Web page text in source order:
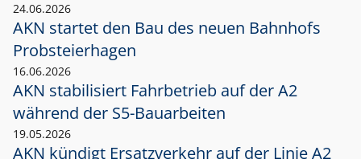
24.06.2026
AKN startet den Bau des neuen Bahnhofs
Probsteierhagen
16.06.2026
AKN stabilisiert Fahrbetrieb auf der A2
während der S5-Bauarbeiten
19.05.2026
AKN kündigt Ersatzverkehr auf der Linie A2